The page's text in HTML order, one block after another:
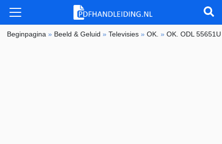
Beginpagina » Beeld & Geluid »Televisies »OK. »OK. ODL